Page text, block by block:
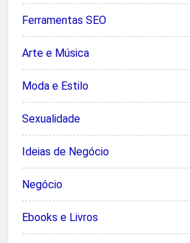
Ferramentas SEO
Arte e Música
Moda e Estilo
Sexualidade
Ideias de Negócio
Negócio
Ebooks e Livros